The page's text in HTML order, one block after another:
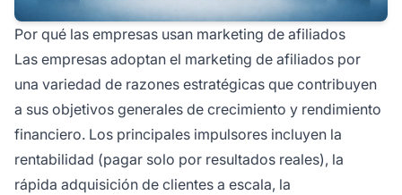
Por qué las empresas usan marketing de afiliados
Las empresas adoptan el marketing de afiliados por
una variedad de razones estratégicas que contribuyen
a sus objetivos generales de crecimiento y rendimiento
financiero. Los principales impulsores incluyen la
rentabilidad (pagar solo por resultados reales), la
rápida adquisición de clientes a escala, la